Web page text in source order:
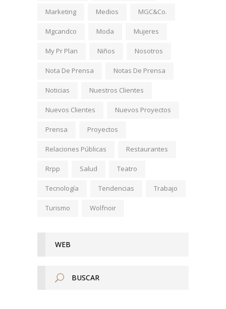
Marketing Medios MGC&Co.
Mgcandco Moda Mujeres
My Pr Plan Niños Nosotros
Nota De Prensa Notas De Prensa
Noticias Nuestros Clientes
Nuevos Clientes Nuevos Proyectos
Prensa Proyectos
Relaciones Públicas Restaurantes
Rrpp Salud Teatro
Tecnología Tendencias Trabajo
Turismo Wolfnoir
WEB